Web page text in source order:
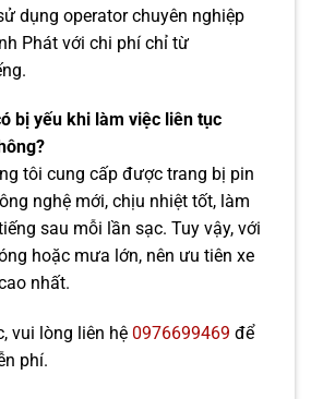
dụng operator chuyên nghiệp
Phát với chi phí chỉ từ
bị yếu khi làm việc liên tục
tôi cung cấp được trang bị pin
nghệ mới, chịu nhiệt tốt, làm
sau mỗi lần sạc. Tuy vậy, với
hoặc mưa lớn, nên ưu tiên xe
nhất.
vui lòng liên hệ 0976699469 để
phí.